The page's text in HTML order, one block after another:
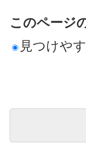
このページ
見つけや